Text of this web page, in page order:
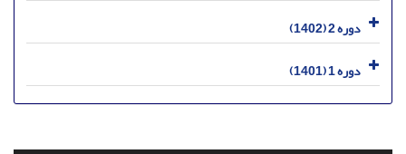
دوره 2 (1402)
دوره 1 (1401)